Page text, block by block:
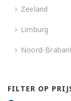
Zeeland
Limburg
Noord-
FILTER OP